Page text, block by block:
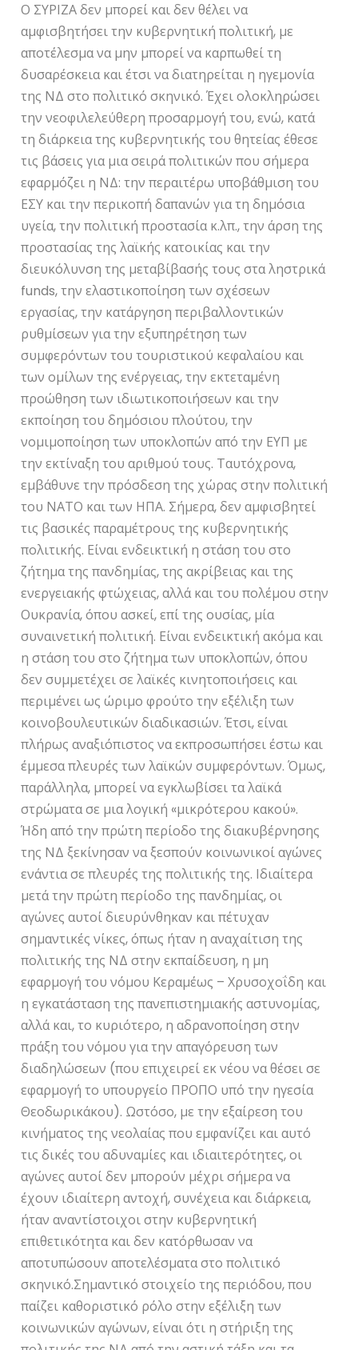
Ο ΣΥΡΙΖΑ δεν μπορεί και δεν θέλει να
αμφισβητήσει την κυβερνητική πολιτική, με
αποτέλεσμα να μην μπορεί να καρπωθεί τη
δυσαρέσκεια και έτσι να διατηρείται η ηγεμονία
της ΝΔ στο πολιτικό σκηνικό. Έχει ολοκληρώσει
την νεοφιλελεύθερη προσαρμογή του, ενώ, κατά
τη διάρκεια της κυβερνητικής του θητείας έθεσε
τις βάσεις για μια σειρά πολιτικών που σήμερα
εφαρμόζει η ΝΔ: την περαιτέρω υποβάθμιση του
ΕΣΥ και την περικοπή δαπανών για τη δημόσια
υγεία, την πολιτική προστασία κ.λπ., την άρση της
προστασίας της λαϊκής κατοικίας και την
διευκόλυνση της μεταβίβασής τους στα ληστρικά
funds, την ελαστικοποίηση των σχέσεων
εργασίας, την κατάργηση περιβαλλοντικών
ρυθμίσεων για την εξυπηρέτηση των
συμφερόντων του τουριστικού κεφαλαίου και
των ομίλων της ενέργειας, την εκτεταμένη
προώθηση των ιδιωτικοποιήσεων και την
εκποίηση του δημόσιου πλούτου, την
νομιμοποίηση των υποκλοπών από την ΕΥΠ με
την εκτίναξη του αριθμού τους. Ταυτόχρονα,
εμβάθυνε την πρόσδεση της χώρας στην πολιτική
του ΝΑΤΟ και των ΗΠΑ. Σήμερα, δεν αμφισβητεί
τις βασικές παραμέτρους της κυβερνητικής
πολιτικής. Είναι ενδεικτική η στάση του στο
ζήτημα της πανδημίας, της ακρίβειας και της
ενεργειακής φτώχειας, αλλά και του πολέμου στην
Ουκρανία, όπου ασκεί, επί της ουσίας, μία
συναινετική πολιτική. Είναι ενδεικτική ακόμα και
η στάση του στο ζήτημα των υποκλοπών, όπου
δεν συμμετέχει σε λαϊκές κινητοποιήσεις και
περιμένει ως ώριμο φρούτο την εξέλιξη των
κοινοβουλευτικών διαδικασιών. Έτσι, είναι
πλήρως αναξιόπιστος να εκπροσωπήσει έστω και
έμμεσα πλευρές των λαϊκών συμφερόντων. Όμως,
παράλληλα, μπορεί να εγκλωβίσει τα λαϊκά
στρώματα σε μια λογική «μικρότερου κακού».
Ήδη από την πρώτη περίοδο της διακυβέρνησης
της ΝΔ ξεκίνησαν να ξεσπούν κοινωνικοί αγώνες
ενάντια σε πλευρές της πολιτικής της. Ιδιαίτερα
μετά την πρώτη περίοδο της πανδημίας, οι
αγώνες αυτοί διευρύνθηκαν και πέτυχαν
σημαντικές νίκες, όπως ήταν η αναχαίτιση της
πολιτικής της ΝΔ στην εκπαίδευση, η μη
εφαρμογή του νόμου Κεραμέως – Χρυσοχοΐδη και
η εγκατάσταση της πανεπιστημιακής αστυνομίας,
αλλά και, το κυριότερο, η αδρανοποίηση στην
πράξη του νόμου για την απαγόρευση των
διαδηλώσεων (που επιχειρεί εκ νέου να θέσει σε
εφαρμογή το υπουργείο ΠΡΟΠΟ υπό την ηγεσία
Θεοδωρικάκου). Ωστόσο, με την εξαίρεση του
κινήματος της νεολαίας που εμφανίζει και αυτό
τις δικές του αδυναμίες και ιδιαιτερότητες, οι
αγώνες αυτοί δεν μπορούν μέχρι σήμερα να
έχουν ιδιαίτερη αντοχή, συνέχεια και διάρκεια,
ήταν αναντίστοιχοι στην κυβερνητική
επιθετικότητα και δεν κατόρθωσαν να
αποτυπώσουν αποτελέσματα στο πολιτικό
σκηνικό.Σημαντικό στοιχείο της περιόδου, που
παίζει καθοριστικό ρόλο στην εξέλιξη των
κοινωνικών αγώνων, είναι ότι η στήριξη της